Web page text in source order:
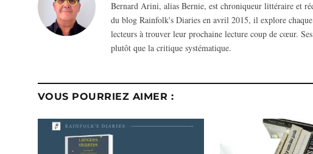
Bernard Arini, alias Bernie, est chroniqueur littéraire et
du blog Rainfolk's Diaries en avril 2015, il explore chaque
lecteurs à trouver leur prochaine lecture coup de cœur.
plutôt que la critique systématique.
VOUS POURRIEZ AIMER :